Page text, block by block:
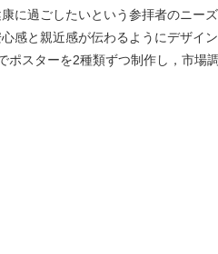
に過ごしたいという参拝者のニーズ
感と親近感が伝わるようにデザイ
ポスターを2種類ずつ制作し，市場